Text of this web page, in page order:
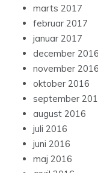
marts 2017
februar 2017
januar 2017
december 2016
november 2016
oktober 2016
september
august 2016
juli 2016
juni 2016
maj 2016